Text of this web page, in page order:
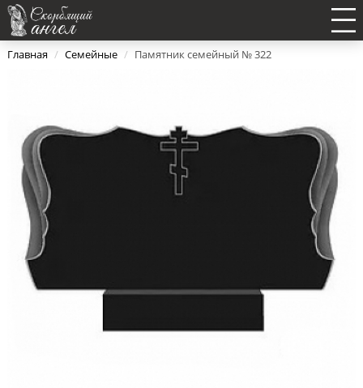
Главная / Семейные / Памятник семейный № 322